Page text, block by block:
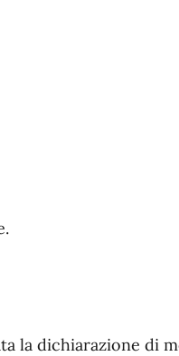
la dichiarazione di